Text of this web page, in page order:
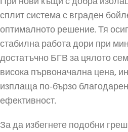
сплит система с вграден
оптималното решение. Тя
стабилна работа дори при
достатъчно БГВ за цялото
висока първоначална цена,
изплаща по-бързо
ефективност.
За да избегнете подобни